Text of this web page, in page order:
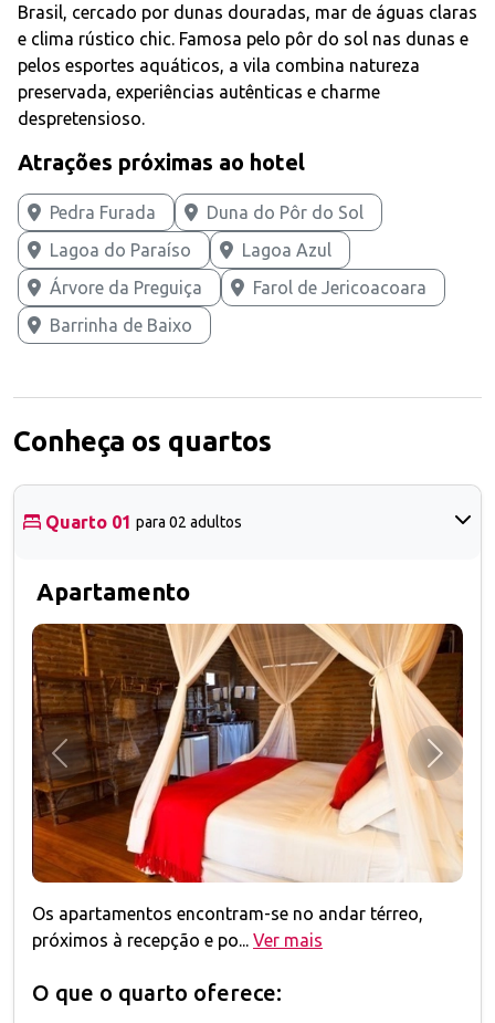
Brasil, cercado por dunas douradas, mar de águas claras
e clima rústico chic. Famosa pelo pôr do sol nas dunas e
pelos esportes aquáticos, a vila combina natureza
preservada, experiências autênticas e charme
despretensioso.
Atrações próximas ao hotel
Pedra Furada
Duna do Pôr do Sol
Lagoa do Paraíso
Lagoa Azul
Árvore da Preguiça
Farol de Jericoacoara
Barrinha de Baixo
Conheça os quartos
Quarto 01 para 02 adultos
Apartamento
Anterior
Os apartamentos encontram-se no andar térreo,
próximos à recepção e po... Ver mais
O que o quarto oferece: